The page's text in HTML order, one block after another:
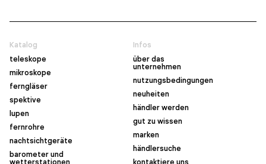
Katalog
teleskope
mikroskope
ferngläser
spektive
lupen
fernrohre
nachtsichtgeräte
barometer und
wetterstationen
Infos
über das
unternehmen
nutzungsbedingungen
neuheiten
händler werden
gut zu wissen
marken
händlersuche
kontaktiere uns